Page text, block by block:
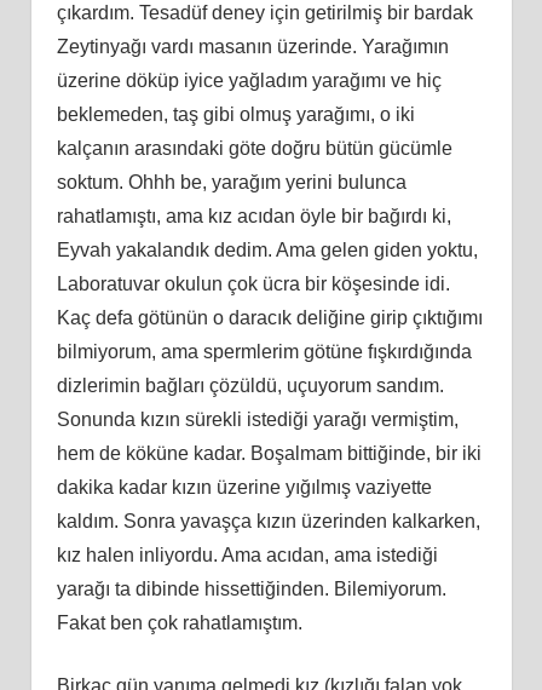
çıkardım. Tesadüf deney için getirilmiş bir bardak
Zeytinyağı vardı masanın üzerinde. Yarağımın
üzerine döküp iyice yağladım yarağımı ve hiç
beklemeden, taş gibi olmuş yarağımı, o iki
kalçanın arasındaki göte doğru bütün gücümle
soktum. Ohhh be, yarağım yerini bulunca
rahatlamıştı, ama kız acıdan öyle bir bağırdı ki,
Eyvah yakalandık dedim. Ama gelen giden yoktu,
Laboratuvar okulun çok ücra bir köşesinde idi.
Kaç defa götünün o daracık deliğine girip çıktığımı
bilmiyorum, ama spermlerim götüne fışkırdığında
dizlerimin bağları çözüldü, uçuyorum sandım.
Sonunda kızın sürekli istediği yarağı vermiştim,
hem de köküne kadar. Boşalmam bittiğinde, bir iki
dakika kadar kızın üzerine yığılmış vaziyette
kaldım. Sonra yavaşça kızın üzerinden kalkarken,
kız halen inliyordu. Ama acıdan, ama istediği
yarağı ta dibinde hissettiğinden. Bilemiyorum.
Fakat ben çok rahatlamıştım.
Birkaç gün yanıma gelmedi kız (kızlığı falan yok